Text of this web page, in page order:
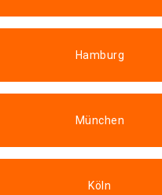
Hamburg
München
Köln